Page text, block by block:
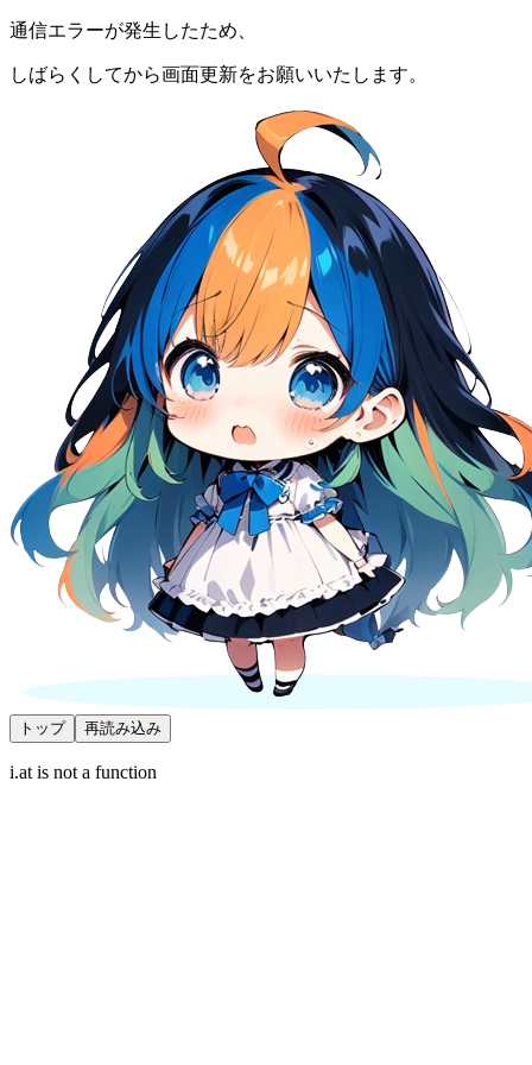
通信エラーが発生したため、
しばらくしてから画面更新をお願いいたします。
トップ 再読み込み
i.at is not a function